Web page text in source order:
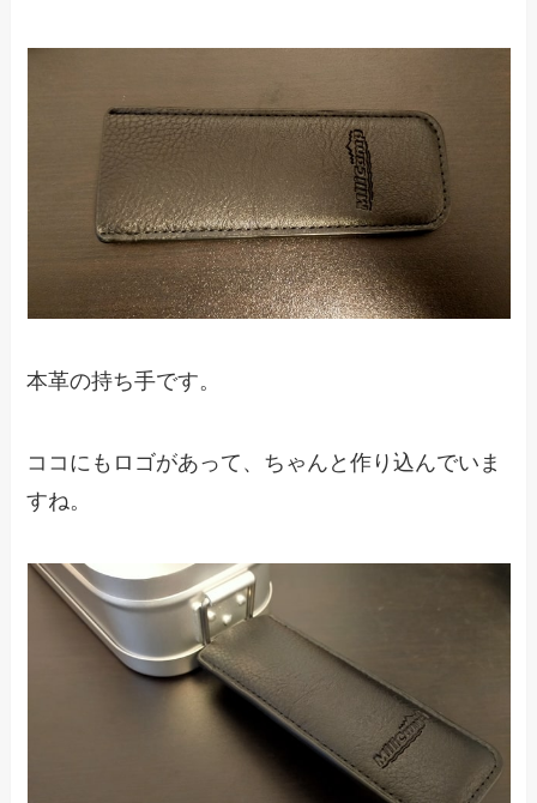
本革の持ち手です。
ココにもロゴがあって、ちゃんと作り込んでいま
すね。